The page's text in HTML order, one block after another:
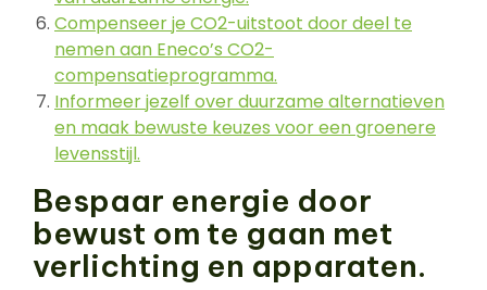
Compenseer je CO2-uitstoot door deel te
nemen aan Eneco’s CO2-
compensatieprogramma.
Informeer jezelf over duurzame alternatieven
en maak bewuste keuzes voor een groenere
levensstijl.
Bespaar energie door
bewust om te gaan met
verlichting en apparaten.